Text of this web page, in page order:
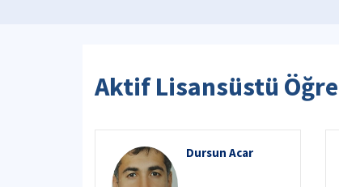
Aktif Lisansüstü
Dursun Acar